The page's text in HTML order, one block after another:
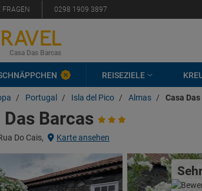
FRAGEN 0298 1909 3897
Casa Das Barcas
REISEZIELE
/ Portugal / Isla del Pico / Almas / Casa
Das Barcas
Do Cais, Karte ansehen